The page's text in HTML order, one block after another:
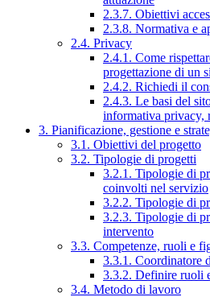
2.3.7. Obiettivi
2.3.8. Normativa e
2.4. Privacy
2.4.1. Come
progettazione di un
2.4.2. Richiedi il
2.4.3. Le basi del
informativa privacy,
3. Pianificazione, gestione e
3.1. Obiettivi del progetto
3.2. Tipologie di progetti
3.2.1. Tipologie di
coinvolti nel servizio
3.2.2. Tipologie di
3.2.3. Tipologie di
intervento
3.3. Competenze, ruoli e
3.3.1. Coordinatore
3.3.2. Definire ruoli
3.4. Metodo di lavoro